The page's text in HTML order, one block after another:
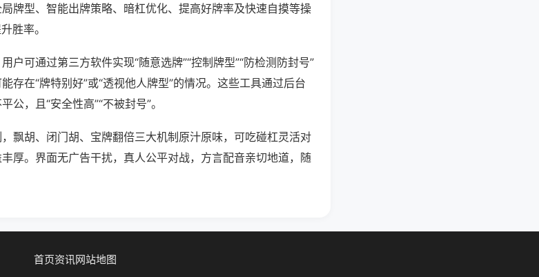
牌型、智能出牌策略、暗杠优化、提高好牌率及快速自摸等操
胜率。
户可通过第三方软件实现“随意选牌”“控制牌型”“防检测防封号”
存在“牌特别好”或“透视他人牌型”的情况。这些工具通过后台
，且“安全性高”“不被封号”。
飘胡、闭门胡、宝牌翻倍三大机制原汁原味，可吃碰杠灵活对
厚。界面无广告干扰，真人公平对战，方言配音亲切地道，随
首页资讯网站地图